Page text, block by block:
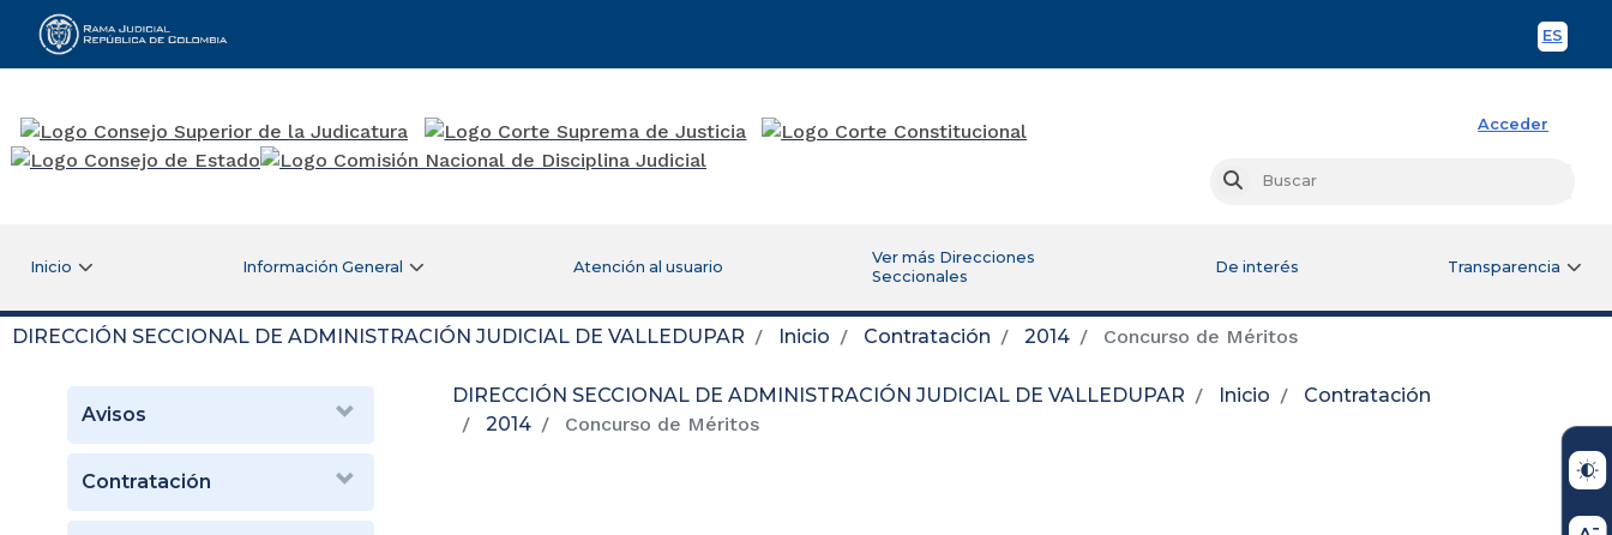
ES
Rama Judicial
Acceder
Buscar
Inicio Información General Atención al usuario
Ver más Direcciones
Seccionales
De interés Transparencia
DIRECCIÓN SECCIONAL DE ADMINISTRACIÓN JUDICIAL DE VALLEDUPAR Inicio Contratación 2014 Concurso de Méritos
Avisos
Contratación
DIRECCIÓN SECCIONAL DE ADMINISTRACIÓN JUDICIAL DE VALLEDUPAR Inicio
Contratación
2014
Concurso de Méritos